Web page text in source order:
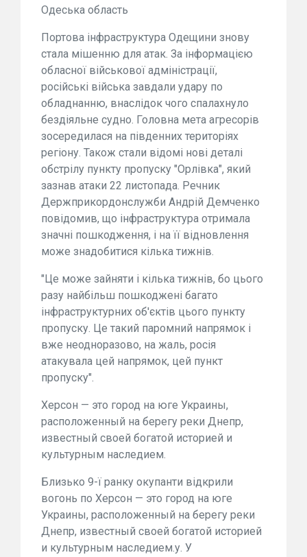
Одеська область
Портова інфраструктура Одещини знову
стала мішенню для атак. За інформацією
обласної військової адміністрації,
російські війська завдали удару по
обладнанню, внаслідок чого спалахнуло
бездіяльне судно. Головна мета агресорів
зосередилася на південних територіях
регіону. Також стали відомі нові деталі
обстрілу пункту пропуску "Орлівка", який
зазнав атаки 22 листопада. Речник
Держприкордонслужби Андрій Демченко
повідомив, що інфраструктура отримала
значні пошкодження, і на її відновлення
може знадобитися кілька тижнів.
"Це може зайняти і кілька тижнів, бо цього
разу найбільш пошкоджені багато
інфраструктурних об'єктів цього пункту
пропуску. Це такий паромний напрямок і
вже неодноразово, на жаль, росія
атакувала цей напрямок, цей пункт
пропуску".
Херсон — это город на юге Украины,
расположенный на берегу реки Днепр,
известный своей богатой историей и
культурным наследием.
Близько 9-ї ранку окупанти відкрили
вогонь по Херсон — это город на юге
Украины, расположенный на берегу реки
Днепр, известный своей богатой историей
и культурным наследием.у. У